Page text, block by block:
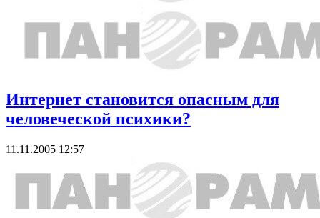
Интернет становится опасным для
человеческой психики?
11.11.2005 12:57